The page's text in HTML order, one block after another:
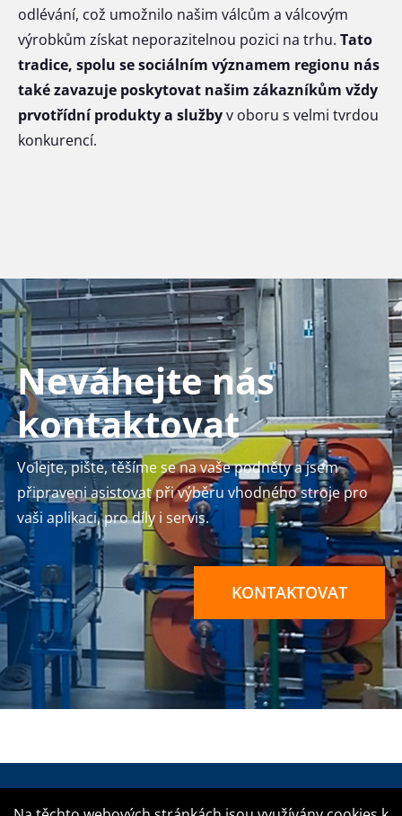
odlévání, což umožnilo našim válcům a válcovým
výrobkům získat neporazitelnou pozici na trhu. Tato
tradice, spolu se sociálním významem regionu nás
také zavazuje poskytovat našim zákazníkům vždy
prvotřídní produkty a službyv oboru s velmi tvrdou
konkurencí.
Neváhejte nás
kontaktovat
Volejte, pište, těšíme se na vaše podněty a jsem
připraveni asistovat při výběru vhodného stroje pro
vaši aplikaci, pro díly i servis.
KONTAKTOVAT